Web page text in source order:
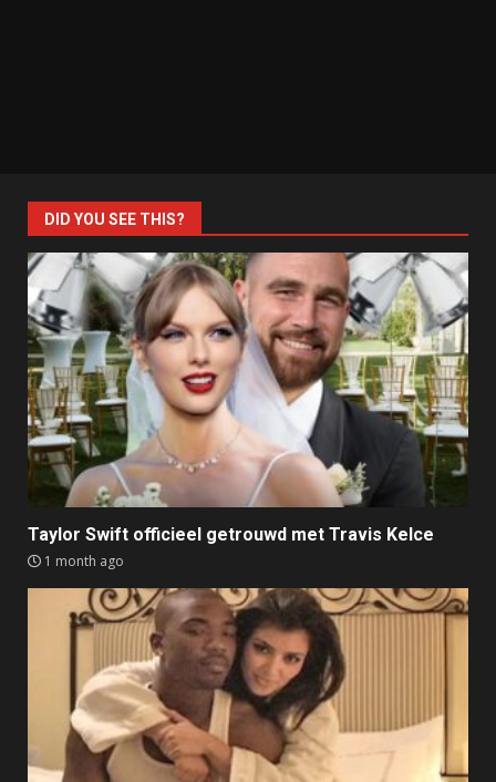
DID YOU SEE THIS?
Taylor Swift officieel getrouwd met Travis Kelce
1 month ago